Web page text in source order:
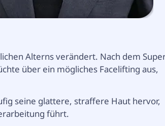
Alterns verändert. Nach dem
über ein mögliches Facelifting aus,
seine glattere, straffere Haut hervor,
führt.